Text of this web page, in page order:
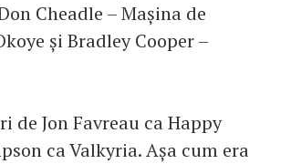
Cheadle – Mașina de
și Bradley Cooper –
de Jon Favreau ca Happy
ca Valkyria. Așa cum era